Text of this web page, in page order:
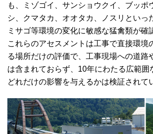
も、ミゾゴイ、サンショウクイ、ブッポ
シ、クマタカ、オオタカ、ノスリといっ
ミサゴ等環境の変化に敏感な猛禽類が確
これらのアセスメントは工事で直接環境
る場所だけの評価で、工事現場への道路
は含まれておらず、10年にわたる広範囲
どれだけの影響を与えるかは検証されて